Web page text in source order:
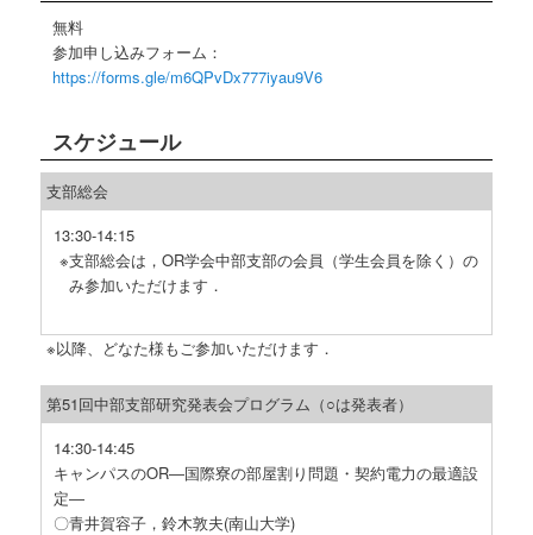
無料
参加申し込みフォーム：
https://forms.gle/m6QPvDx777iyau9V6
スケジュール
支部総会
13:30-14:15
支部総会は，OR学会中部支部の会員（学生会員を除く）の
み参加いただけます．
以降、どなた様もご参加いただけます．
第51回中部支部研究発表会プログラム（○は発表者）
14:30-14:45
キャンパスのOR―国際寮の部屋割り問題・契約電力の最適設
定―
〇青井賀容子，鈴木敦夫(南山大学)